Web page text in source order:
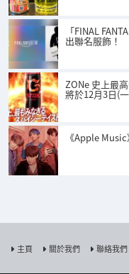
「FINAL
出聯名服飾！
ZONe 史上最
將於12月3日(
《Apple
主頁 關於我們 聯絡我們